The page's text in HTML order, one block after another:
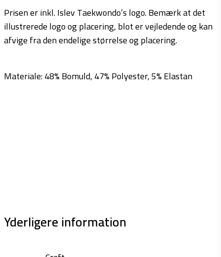
Prisen er inkl. Islev Taekwondo’s logo. Bemærk at det
illustrerede logo og placering, blot er vejledende og kan
afvige fra den endelige størrelse og placering.
Materiale: 48% Bomuld, 47% Polyester, 5% Elastan
Yderligere information